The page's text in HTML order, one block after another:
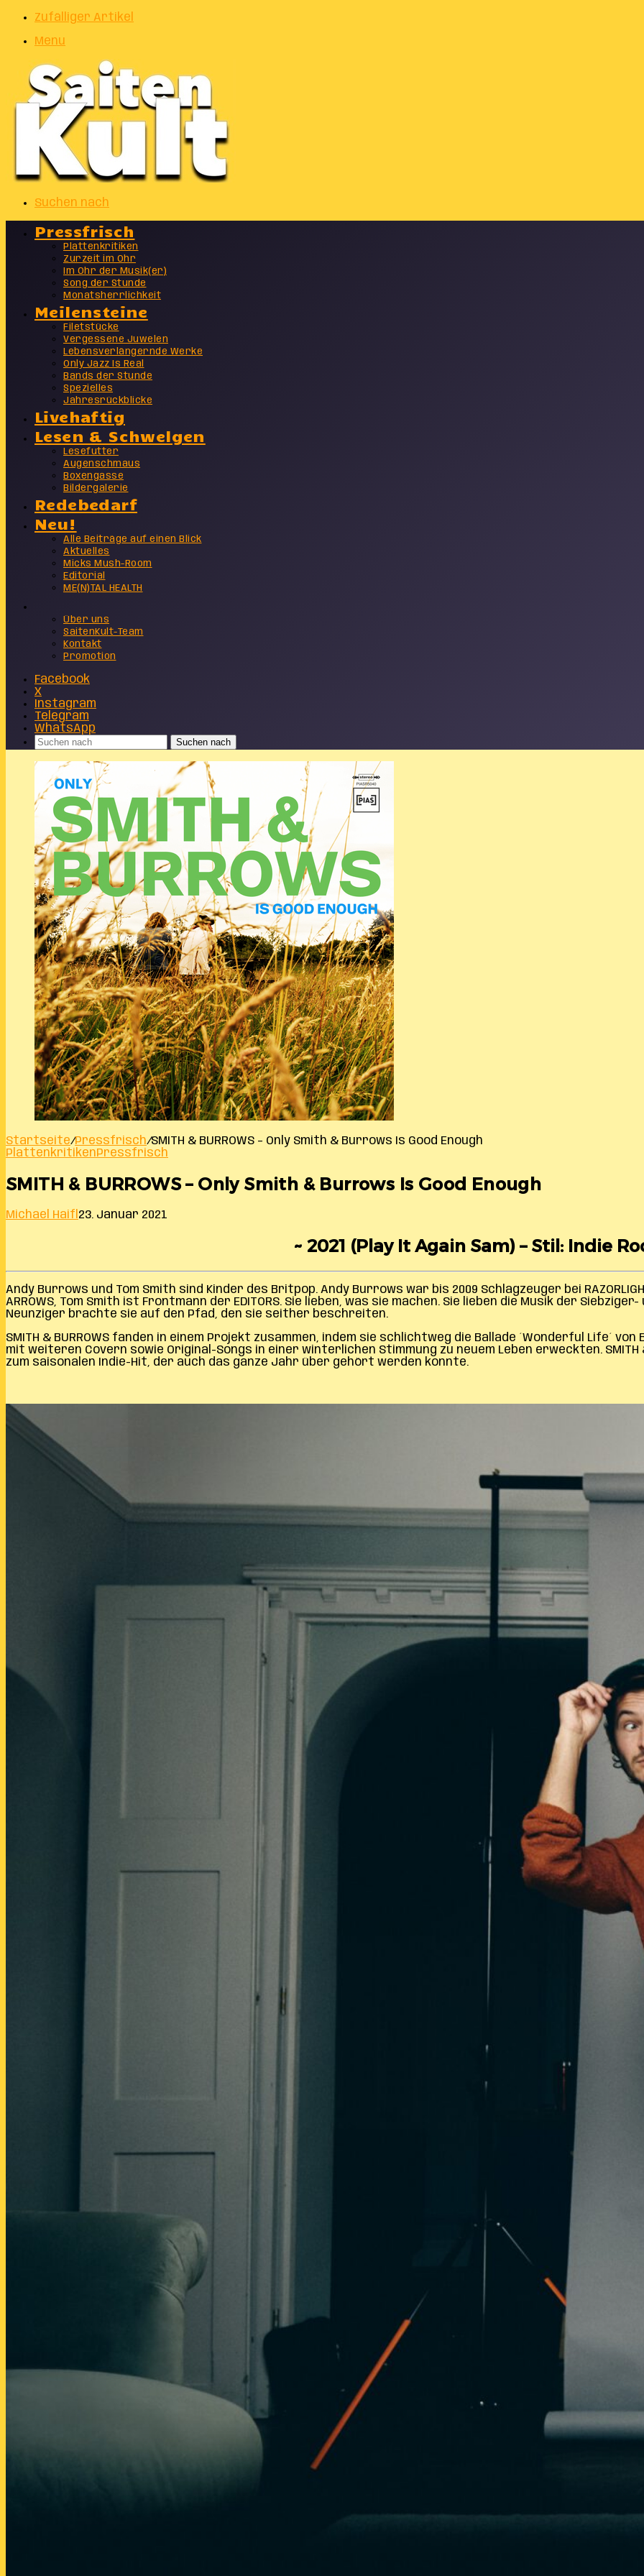
Zufälliger Artikel
Menu
Suchen nach
Pressfrisch
Plattenkritiken
Zurzeit im Ohr
Im Ohr der Musik(er)
Song der Stunde
Monatsherrlichkeit
Meilensteine
Filetstücke
Vergessene Juwelen
Lebensverlängernde Werke
Only Jazz Is Real
Bands der Stunde
Spezielles
Jahresrückblicke
Livehaftig
Lesen & Schwelgen
Lesefutter
Augenschmaus
Boxengasse
Bildergalerie
Redebedarf
Neu!
Alle Beiträge auf einen Blick
Aktuelles
Micks Mush-Room
Editorial
ME(N)TAL HEALTH
Über uns
SaitenKult-Team
Kontakt
Promotion
Facebook
X
Instagram
Telegram
WhatsApp
Suchen nach
Startseite/Pressfrisch/SMITH & BURROWS – Only Smith & Burrows Is Good Enough
PlattenkritikenPressfrisch
SMITH & BURROWS – Only Smith & Burrows Is Good Enough
Michael Haifl 23. Januar 2021
~ 2021 (Play It Again Sam) – Stil: Indie
Andy Burrows und Tom Smith sind Kinder des Britpop. Andy Burrows war bis 2009 Schlagzeuger bei
ARROWS, Tom Smith ist Frontmann der EDITORS. Sie lieben, was sie machen. Sie lieben die Musik der
Neunziger brachte sie auf den Pfad, den sie seither beschreiten.
SMITH & BURROWS fanden in einem Projekt zusammen, indem sie schlichtweg die Ballade ´Wonderful Life´ von
mit weiteren Covern sowie Original-Songs in einer winterlichen Stimmung zu neuem Leben erweckten. SMITH &
zum saisonalen Indie-Hit, der auch das ganze Jahr über gehört werden konnte.